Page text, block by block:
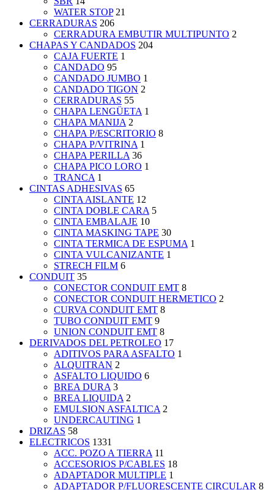
WATER STOP 21
CERRADURAS 206
CERRADURA EMBUTIR MULTIPUNTO 2
CHAPAS Y CANDADOS 204
CAJA FUERTE 1
CANDADO 95
CANDADO JUMBO 1
CANDADO TIGON 2
CERRADURAS 55
CHAPA LENGÜETA 1
CHAPA MANIJA 2
CHAPA P/ESCRITORIO 8
CHAPA P/VITRINA 1
CHAPA PERILLA 36
CHAPA PICO LORO 1
TRANCA 1
CINTAS ADHESIVAS 65
CINTA AISLANTE 12
CINTA DOBLE CARA 5
CINTA EMBALAJE 10
CINTA MASKING TAPE 30
CINTA TERMICA DE ESPUMA 1
CINTA VULCANIZANTE 1
STRECH FILM 6
CONDUIT 35
CONECTOR CONDUIT EMT 8
CONECTOR CONDUIT HERMETICO 2
CURVA CONDUIT EMT 8
TUBO CONDUIT EMT 9
UNION CONDUIT EMT 8
DERIVADOS DEL PETROLEO 17
ADITIVOS PARA ASFALTO 1
ALQUITRAN 2
ASFALTO LIQUIDO 6
BREA DURA 3
BREA LIQUIDA 2
EMULSION ASFALTICA 2
UNDERCAUTING 1
DRIZAS 58
ELECTRICOS 1331
ACC. POZO A TIERRA 11
ACCESORIOS P/CABLES 18
ADAPTADOR MULTIPLE 1
ADAPTADOR P/FLUORESCENTE CIRCULAR 8